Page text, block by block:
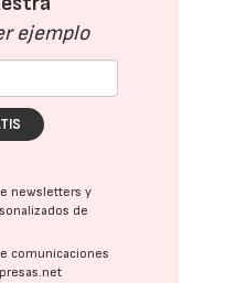
ejemplo
newsletters y
de
comunicaciones